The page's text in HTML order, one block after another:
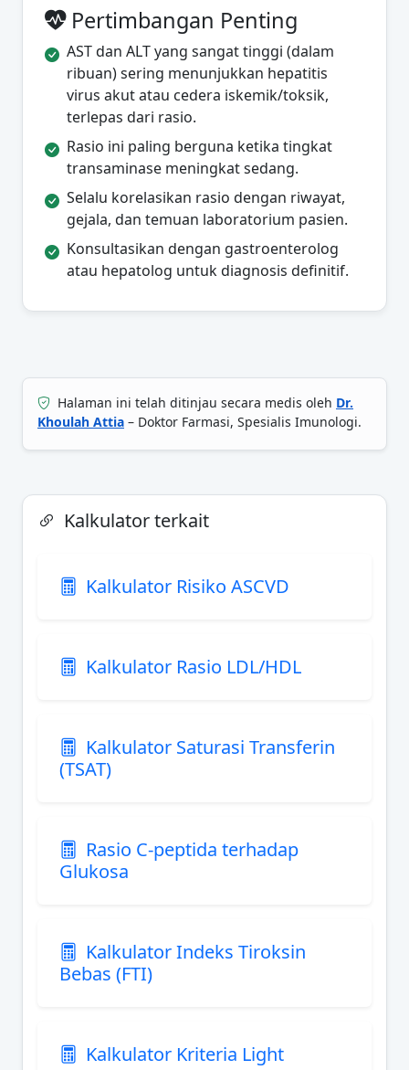
Pertimbangan Penting
AST dan ALT yang sangat tinggi (dalam
ribuan) sering menunjukkan hepatitis
virus akut atau cedera iskemik/toksik,
terlepas dari rasio.
Rasio ini paling berguna ketika tingkat
transaminase meningkat sedang.
Selalu korelasikan rasio dengan riwayat,
gejala, dan temuan laboratorium pasien.
Konsultasikan dengan gastroenterolog
atau hepatolog untuk diagnosis definitif.
Halaman ini telah ditinjau secara medis oleh Dr.
Khoulah Attia – Doktor Farmasi, Spesialis Imunologi.
Kalkulator terkait
Kalkulator Risiko ASCVD
Kalkulator Rasio LDL/HDL
Kalkulator Saturasi Transferin
(TSAT)
Rasio C-peptida terhadap
Glukosa
Kalkulator Indeks Tiroksin
Bebas (FTI)
Kalkulator Kriteria Light